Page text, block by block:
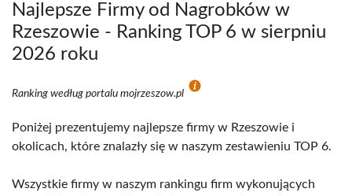
Najlepsze Firmy od Nagrobków w
Rzeszowie - Ranking TOP 6 w sierpniu
2026 roku
Ranking według portalu mojrzeszow.pl
Poniżej prezentujemy najlepsze firmy w Rzeszowie i
okolicach, które znalazły się w naszym zestawieniu TOP 6.
Wszystkie firmy w naszym rankingu firm wykonujących